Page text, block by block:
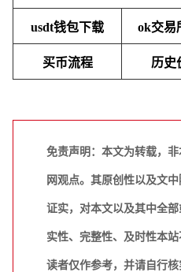
usdt钱包下载 ok交易
买币流程 历史
免责声明：本文为转载，
网观点。其原创性以及文
证实，对本文以及其中全
实性、完整性、及时性本
读者仅作参考，并请自行核